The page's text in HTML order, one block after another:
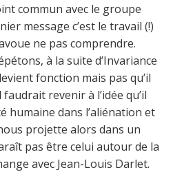
commun avec le groupe
message c’est le travail (!)
ne pas comprendre.
à la suite d’Invariance
fonction mais pas qu’il
revenir à l’idée qu’il
humaine dans l’aliénation et
projette alors dans un
pas être celui autour de la
avec Jean-Louis Darlet.